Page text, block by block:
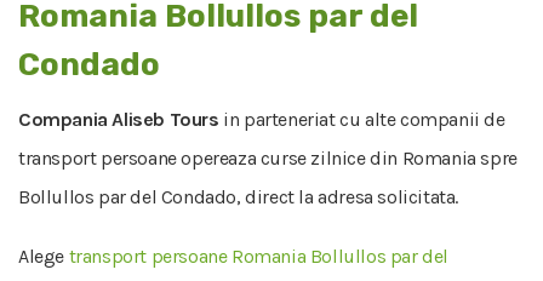
Romania Bollullos par del
Condado
Compania Aliseb Tours in parteneriat cu alte companii de
transport persoane opereaza curse zilnice din Romania spre
Bollullos par del Condado, direct la adresa solicitata.
Alege transport persoane Romania Bollullos par del